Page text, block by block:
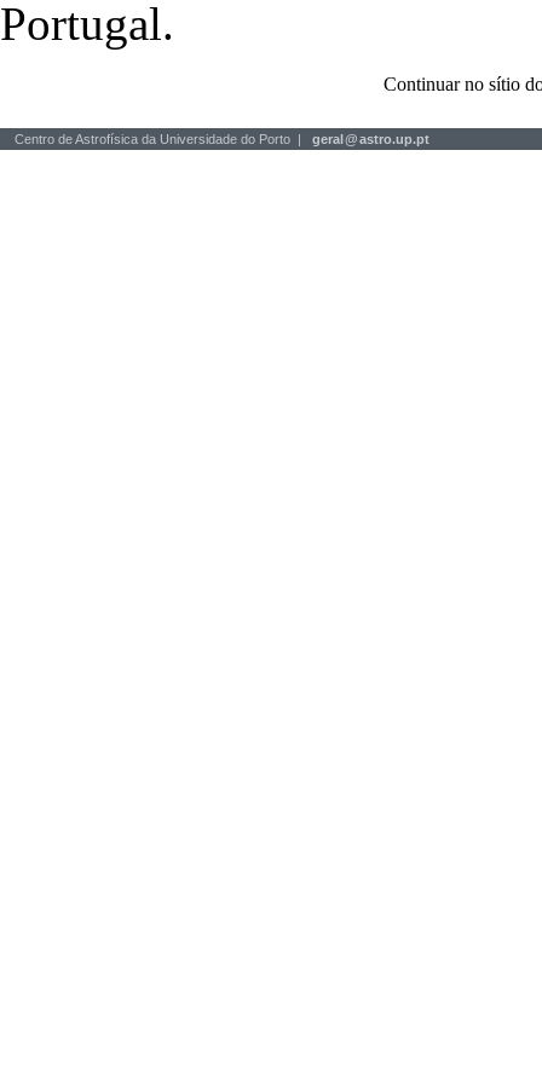
Portugal.
Continuar no sítio
Centro de Astrofísica da Universidade do Porto | geral@astro.up.pt